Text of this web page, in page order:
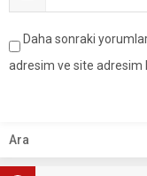
Daha sonraki
adresim ve site adresim